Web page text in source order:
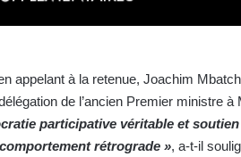
appelant à la retenue, Joachim
de l’ancien Premier ministre
participative véritable et
rétrograde », a-t-il